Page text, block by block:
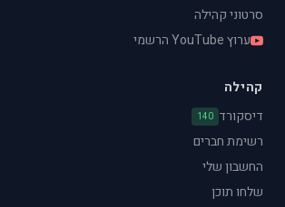
סרטוני קהילה
ערוץ YouTube הרשמי
קהילה
דיסקורד 140
רשימת חברים
החשבון שלי
שלחו תוכן